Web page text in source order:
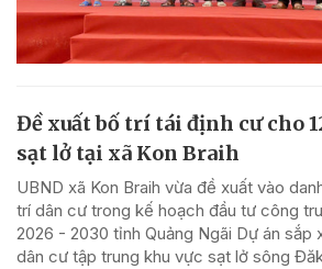
Đề xuất bố trí tái định cư cho
sạt lở tại xã Kon Braih
UBND xã Kon Braih vừa đề xuất vào
trí dân cư trong kế hoạch đầu tư công
2026 - 2030 tỉnh Quảng Ngãi Dự án sắp
dân cư tập trung khu vực sạt lở sông